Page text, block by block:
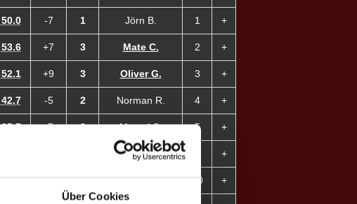
Über Cookies
50.0 -7 1 Jörn B. 1 +
53.6 +7 3 Mate C. 2 +
52.1 +9 3 Oliver G. 3 +
42.7 -5 2 Norman R. 4 +
35.7 -5 0 Marcel C. 5 +
Julian K. +
35.1 +9 3 Karima A. ♀ 10 +